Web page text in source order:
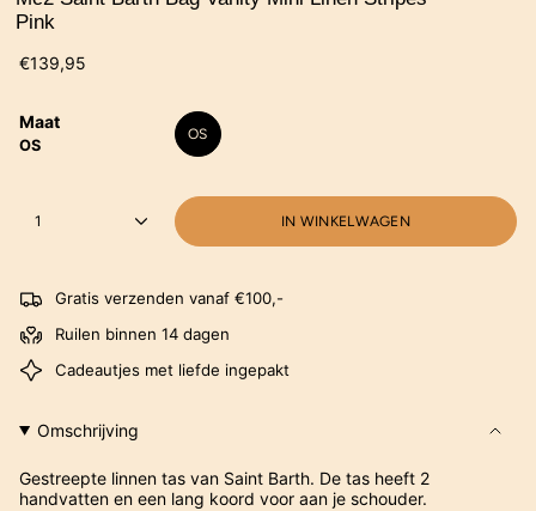
Pink
€139,95
Maat
OS
OS
1 IN WINKELWAGEN
Gratis verzenden vanaf €100,-
Ruilen binnen 14 dagen
Cadeautjes met liefde ingepakt
Omschrijving
Gestreepte linnen tas van Saint Barth. De tas heeft 2
handvatten en een lang koord voor aan je schouder.